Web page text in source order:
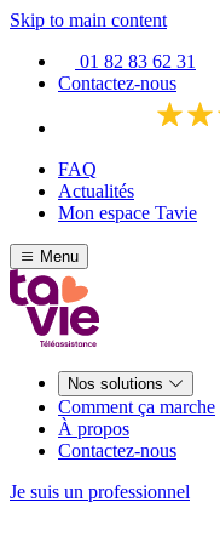
Skip to main content
01 82 83 62 31
Contactez-nous
FAQ
Actualités
Mon espace Tavie
Menu
Nos solutions
Comment ça marche
À propos
Contactez-nous
Je suis un professionnel